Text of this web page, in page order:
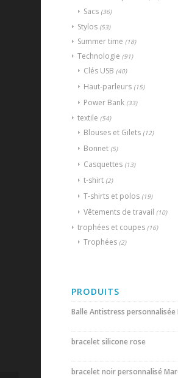
Sacs (36)
Stylos (53)
Summer time (18)
Technologie (91)
Clés USB (40)
Haut-parleurs (15)
Power Bank (33)
textile (54)
Blouses et Gilets (12)
Bonnet (5)
Casquettes (13)
t-shirt (2)
T-shirts et polos (19)
Vêtements de travail (10)
trophées et coupes (16)
Trophées (2)
PRODUITS
Balle Antistress personnalisée
bracelet silicone rose
bracelet noir personnalisé